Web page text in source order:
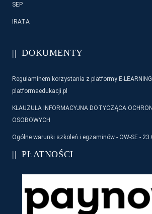
SEP
IRATA
DOKUMENTY
Regulaminem korzystania z platformy E-
platformaedukacji.pl
KLAUZULA INFORMACYJNA DOTYCZĄCA
OSOBOWYCH
Ogólne warunki szkoleń i egzaminów - OW-SE -
PŁATNOŚCI